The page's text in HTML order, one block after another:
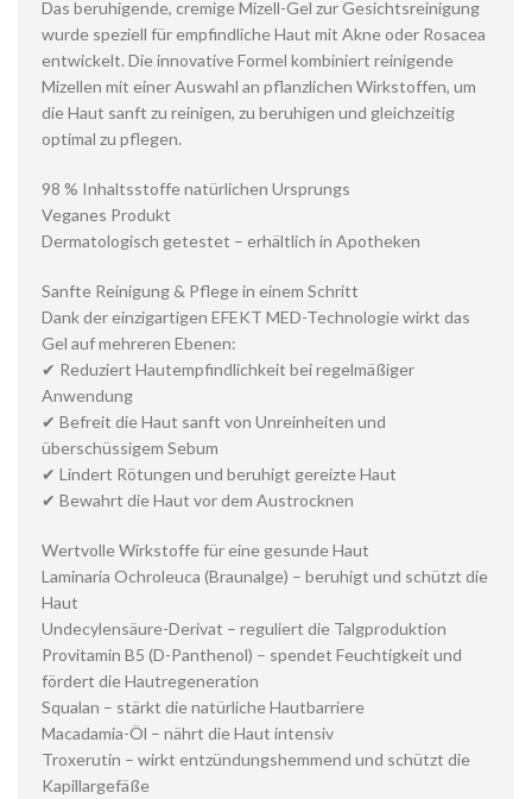
Das beruhigende, cremige Mizell-Gel zur Gesichtsreinigung
wurde speziell für empfindliche Haut mit Akne oder Rosacea
entwickelt. Die innovative Formel kombiniert reinigende
Mizellen mit einer Auswahl an pflanzlichen Wirkstoffen, um
die Haut sanft zu reinigen, zu beruhigen und gleichzeitig
optimal zu pflegen.
98 % Inhaltsstoffe natürlichen Ursprungs
Veganes Produkt
Dermatologisch getestet – erhältlich in Apotheken
Sanfte Reinigung & Pflege in einem Schritt
Dank der einzigartigen EFEKT MED-Technologie wirkt das
Gel auf mehreren Ebenen:
✔ Reduziert Hautempfindlichkeit bei regelmäßiger
Anwendung
✔ Befreit die Haut sanft von Unreinheiten und
überschüssigem Sebum
✔ Lindert Rötungen und beruhigt gereizte Haut
✔ Bewahrt die Haut vor dem Austrocknen
Wertvolle Wirkstoffe für eine gesunde Haut
Laminaria Ochroleuca (Braunalge) – beruhigt und schützt die
Haut
Undecylensäure-Derivat – reguliert die Talgproduktion
Provitamin B5 (D-Panthenol) – spendet Feuchtigkeit und
fördert die Hautregeneration
Squalan – stärkt die natürliche Hautbarriere
Macadamia-Öl – nährt die Haut intensiv
Troxerutin – wirkt entzündungshemmend und schützt die
Kapillargefäße